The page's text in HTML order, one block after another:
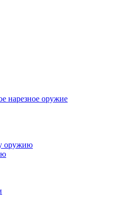
нарезное оружие
оружию